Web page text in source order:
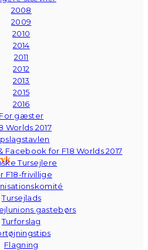
2008
2009
2010
2014
2011
2012
2013
2015
2016
For gæster
Worlds 2017
for F18 Worlds 2017
Tursejlere
F18-frivillige
Tursejlads
gastebørs
Turforslag
Flagning